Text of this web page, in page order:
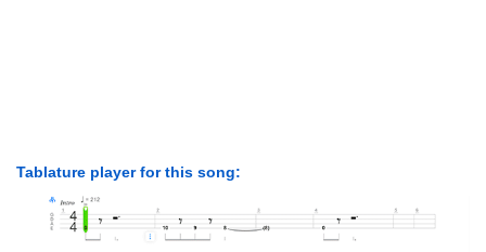
Tablature player for this song: